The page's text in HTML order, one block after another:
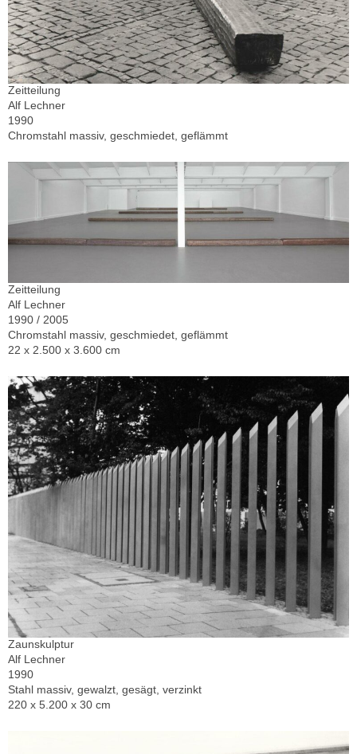
Zeitteilung
Alf Lechner
1990
Chromstahl massiv, geschmiedet, geflämmt
Zeitteilung
Alf Lechner
1990 / 2005
Chromstahl massiv, geschmiedet, geflämmt
22 x 2.500 x 3.600 cm
Zaunskulptur
Alf Lechner
1990
Stahl massiv, gewalzt, gesägt, verzinkt
220 x 5.200 x 30 cm